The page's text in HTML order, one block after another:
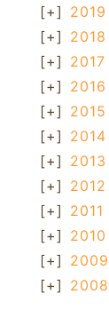
[+] 2019
[+] 2018
[+] 2017
[+] 2016
[+] 2015
[+] 2014
[+] 2013
[+] 2012
[+] 2011
[+] 2010
[+] 2009
[+] 2008